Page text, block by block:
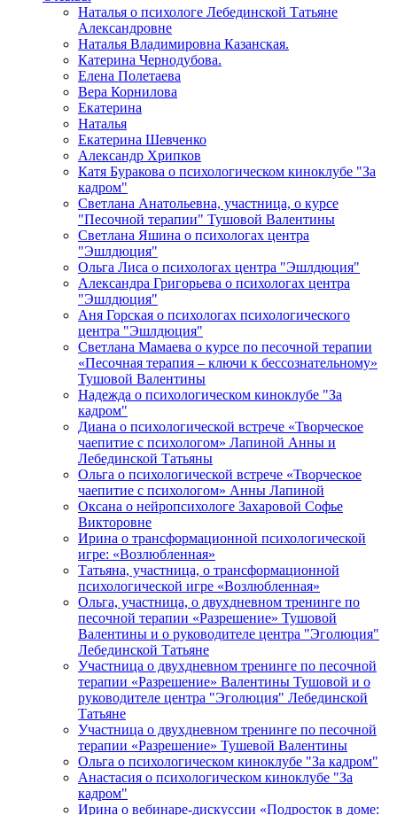
Наталья о психологе Лебединской Татьяне
Александровне
Наталья Владимировна Казанская.
Катерина Чернодубова.
Елена Полетаева
Вера Корнилова
Екатерина
Наталья
Екатерина Шевченко
Александр Хрипков
Катя Буракова о психологическом киноклубе "За
кадром"
Светлана Анатольевна, участница, о курсе
"Песочной терапии" Тушовой Валентины
Светлана Яшина о психологах центра
"Эшлдюция"
Ольга Лиса о психологах центра "Эшлдюция"
Александра Григорьева о психологах центра
"Эшлдюция"
Аня Горская о психологах психологического
центра "Эшлдюция"
Светлана Мамаева о курсе по песочной терапии
«Песочная терапия – ключи к бессознательному»
Тушовой Валентины
Надежда о психологическом киноклубе "За
кадром"
Диана о психологической встрече «Творческое
чаепитие с психологом» Лапиной Анны и
Лебединской Татьяны
Ольга о психологической встрече «Творческое
чаепитие с психологом» Анны Лапиной
Оксана о нейропсихологе Захаровой Софье
Викторовне
Ирина о трансформационной психологической
игре: «Возлюбленная»
Татьяна, участница, о трансформационной
психологической игре «Возлюбленная»
Ольга, участница, о двухдневном тренинге по
песочной терапии «Разрешение» Тушовой
Валентины и о руководителе центра "Эголюция"
Лебединской Татьяне
Участница о двухдневном тренинге по песочной
терапии «Разрешение» Валентины Тушовой и о
руководителе центра "Эголюция" Лебединской
Татьяне
Участница о двухдневном тренинге по песочной
терапии «Разрешение» Тушевой Валентины
Ольга о психологическом киноклубе "За кадром"
Анастасия о психологическом киноклубе "За
кадром"
Ирина о вебинаре-дискуссии «Подросток в доме: